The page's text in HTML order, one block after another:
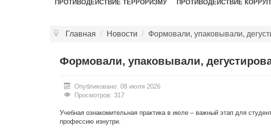
ПРОТИВОДЕЙСТВИЕ ТЕРРОРИЗМУ ПРОТИВОДЕЙСТВИЕ
Главная / Новости / Формовали, упаковывали,
Формовали, упаковывали,
Опубликовано: 08 июля 2026
Просмотров: 317
Учебная ознакомительная практика в июле – важный этап для
профессию изнутри.